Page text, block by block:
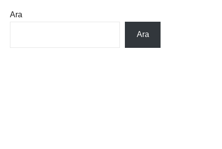
Ara
Ara